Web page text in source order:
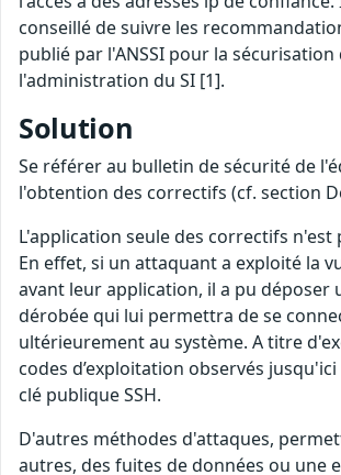
conseillé de suivre les
publié par l'ANSSI pour la sécurisation
l'administration du SI [1].
Solution
Se référer au bulletin de sécurité de
l'obtention des correctifs (cf. section
L'application seule des correctifs n'est
En effet, si un attaquant a exploité la
avant leur application, il a pu déposer
dérobée qui lui permettra de se
ultérieurement au système. A titre
codes d’exploitation observés
clé publique SSH.
D'autres méthodes d'attaques,
autres, des fuites de données ou une